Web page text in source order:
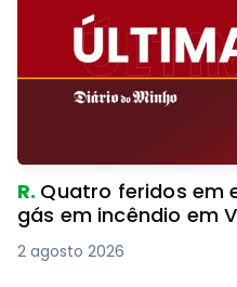
R. Quatro feridos em
gás em incêndio em
2 agosto 2026